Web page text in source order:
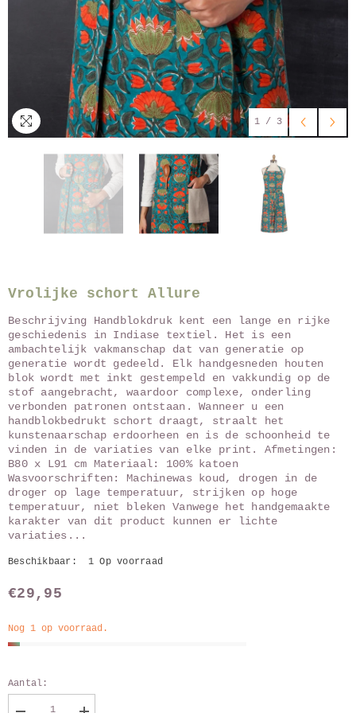
1 / 3
Vrolijke schort Allure
Beschrijving Handblokdruk kent een lange en rijke
geschiedenis in Indiase textiel. Het is een
ambachtelijk vakmanschap dat van generatie op
generatie wordt gedeeld. Elk handgesneden houten
blok wordt met inkt gestempeld en vakkundig op de
stof aangebracht, waardoor complexe, onderling
verbonden patronen ontstaan. Wanneer u een
handblokbedrukt schort draagt, straalt het
kunstenaarschap erdoorheen en is de schoonheid te
vinden in de variaties van elke print. Afmetingen:
B80 x L91 cm Materiaal: 100% katoen
Wasvoorschriften: Machinewas koud, drogen in de
droger op lage temperatuur, strijken op hoge
temperatuur, niet bleken Vanwege het handgemaakte
karakter van dit product kunnen er lichte
variaties...
Beschikbaar: 1 Op voorraad
€29,95
Nog 1 op voorraad.
Aantal: